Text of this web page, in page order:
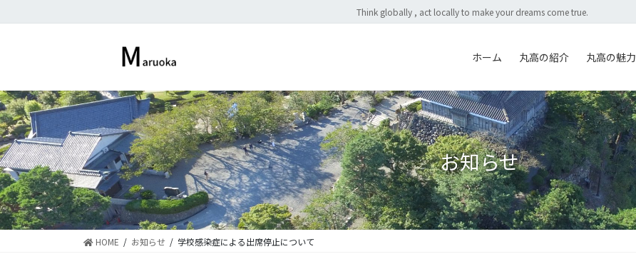
ン
に
移
動
ビ
ョ
ン
に
移
動
Think globally , act locally to make your dreams come true.
ホーム 丸高の紹介 丸高の魅力
お知らせ
HOME お知らせ 学校感染症による出席停止について